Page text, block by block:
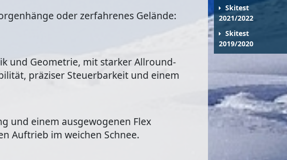
oder zerfahrenes Gelände:
und Geometrie, mit starker Allround-
präziser Steuerbarkeit und einem
und einem ausgewogenen Flex
Auftrieb im weichen Schnee.
Skitest
2021/2022
Skitest
2019/2020